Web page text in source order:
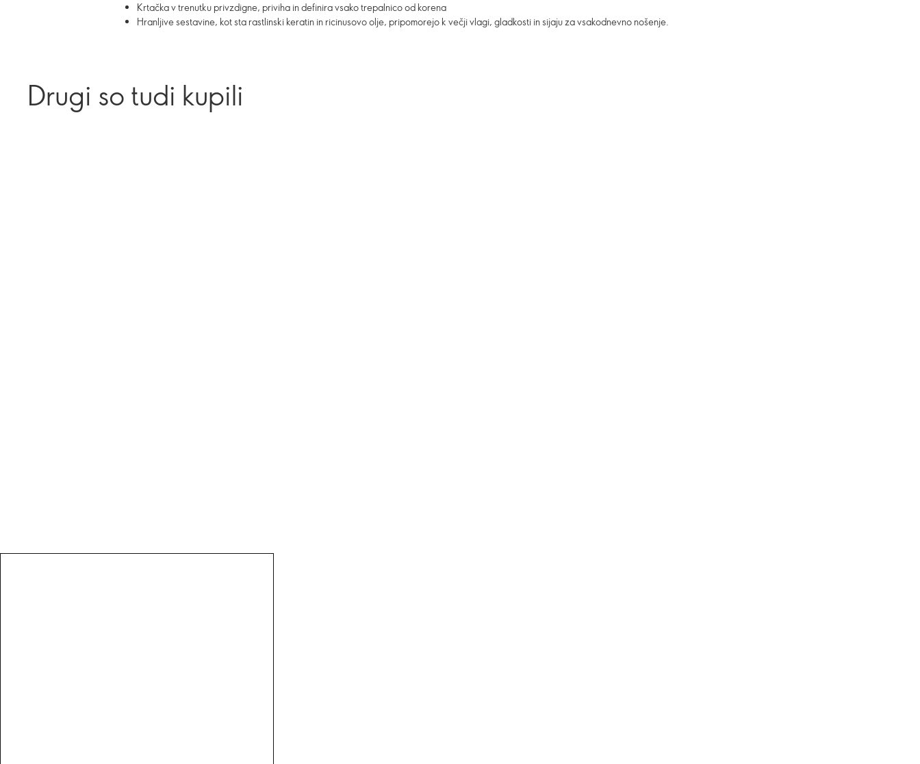
Krtačka v trenutku privzdigne, priviha in definira vsako trepalnico od korena
Hranljive sestavine, kot sta rastlinski keratin in ricinusovo olje, pripomorejo k večji vlagi, gladkosti in sijaju za vsakodnevno nošenje.
Drugi so tudi kupili